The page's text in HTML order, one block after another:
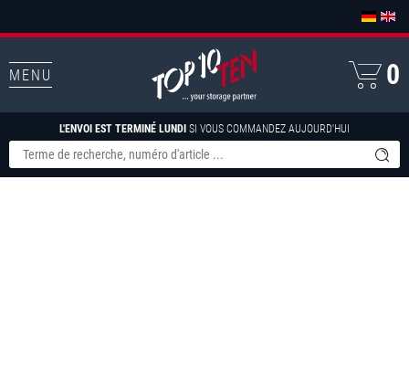
MENU
L'ENVOI EST TERMINÉ LUNDI SI VOUS COMMANDEZ AUJOURD'HUI
0